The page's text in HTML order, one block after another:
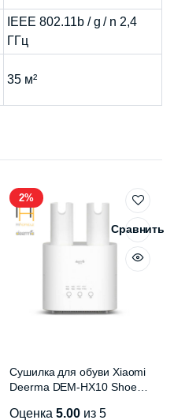
IEEE 802.11b / g / n 2,4
ГГц
35 м²
2%
Сравнить
Сушилка для обуви Xiaomi
Deerma DEM-HX10 Shoe
Оценка 5.00из 5